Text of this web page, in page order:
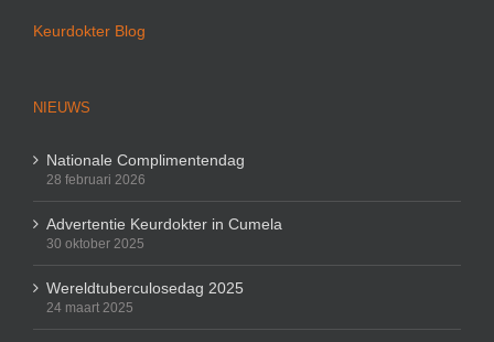
Keurdokter Blog
NIEUWS
Nationale Complimentendag
28 februari 2026
Advertentie Keurdokter in Cumela
30 oktober 2025
Wereldtuberculosedag 2025
24 maart 2025